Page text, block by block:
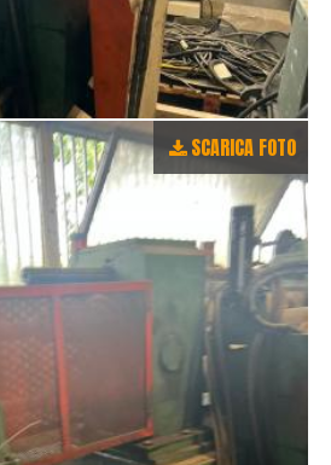
SCARICA FOTO